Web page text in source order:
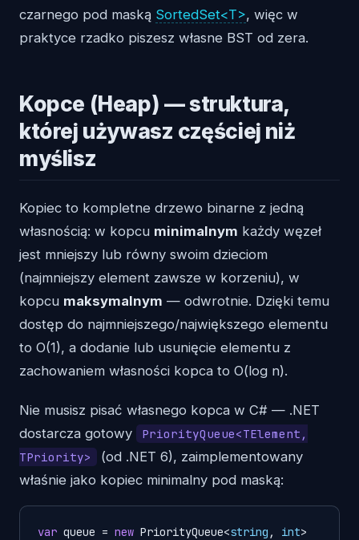
czarnego pod maską SortedSet<T>, więc w
praktyce rzadko piszesz własne BST od zera.
Kopce (Heap) — struktura,
której używasz częściej niż
myślisz
Kopiec to kompletne drzewo binarne z jedną
własnością: w kopcu minimalnym każdy węzeł
jest mniejszy lub równy swoim dzieciom
(najmniejszy element zawsze w korzeniu), w
kopcu maksymalnym — odwrotnie. Dzięki temu
dostęp do najmniejszego/największego elementu
to O(1), a dodanie lub usunięcie elementu z
zachowaniem własności kopca to O(log n).
Nie musisz pisać własnego kopca w C# — .NET
dostarcza gotowy
PriorityQueue<TElement,
TPriority>
(od .NET 6), zaimplementowany
właśnie jako kopiec minimalny pod maską:
var queue = new PriorityQueue<string , int>